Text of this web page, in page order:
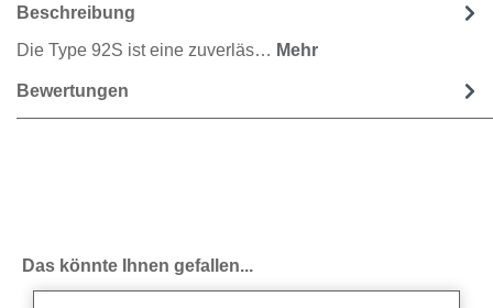
Beschreibung
Die Type 92S ist eine zuverläs… Mehr
Bewertungen
Produktgalerie überspringen
Das könnte Ihnen gefallen...